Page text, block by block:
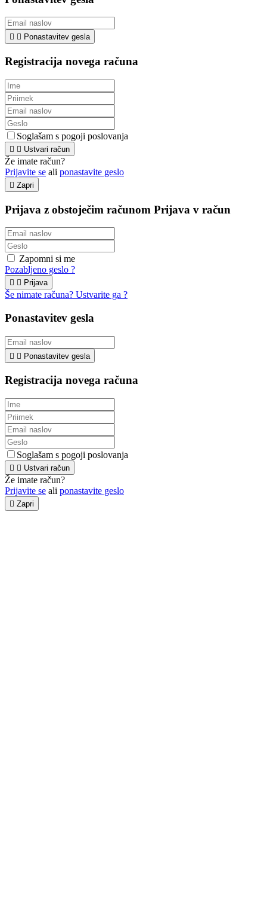
  Ponastavitev gesla
Registracija novega računa
Soglašam s pogoji poslovanja
  Ustvari račun
Že imate račun?
Prijavite se ali ponastavite geslo
 Zapri
Prijava z obstoječim računom Prijava v račun
Zapomni si me
Pozabljeno geslo ?
  Prijava
Še nimate računa? Ustvarite ga ?
Ponastavitev gesla
  Ponastavitev gesla
Registracija novega računa
Soglašam s pogoji poslovanja
  Ustvari račun
Že imate račun?
Prijavite se ali ponastavite geslo
 Zapri